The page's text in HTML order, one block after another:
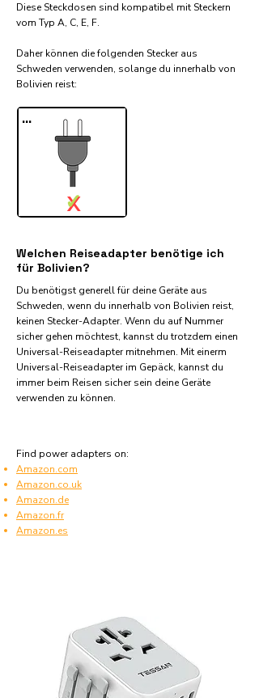
Diese Steckdosen sind kompatibel mit Steckern
vom Typ A, C, E, F.
Daher können die folgenden Stecker aus
Schweden verwenden, solange du innerhalb von
Bolivien reist:​
...
X
✓
Welchen Reiseadapter benötige ich
für Bolivien?
Du benötigst generell für deine Geräte aus
Schweden, wenn du innerhalb von Bolivien reist,
keinen Stecker-Adapter. Wenn du auf Nummer
sicher gehen möchtest, kannst du trotzdem einen
Universal-Reiseadapter mitnehmen. Mit einerm
Universal-Reiseadapter im Gepäck, kannst du
immer beim Reisen sicher sein deine Geräte
verwenden zu können.
Find power adapters on:
Amazon.com
Amazon.co.uk
Amazon.de
Amazon.fr
Amazon.es